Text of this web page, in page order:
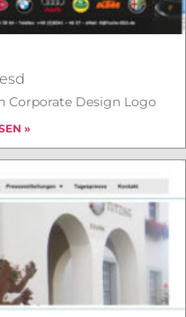
Corporate Design Logo
»